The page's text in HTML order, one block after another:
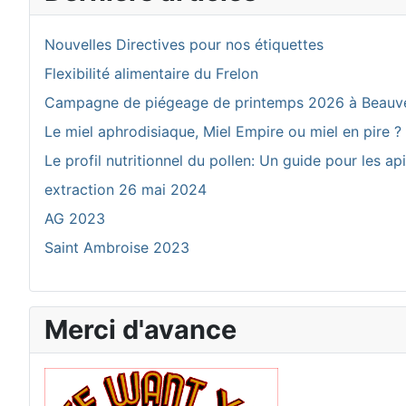
Nouvelles Directives pour nos étiquettes
Flexibilité alimentaire du Frelon
Campagne de piégeage de printemps 2026 à
Le miel aphrodisiaque, Miel Empire ou miel en pire ?
Le profil nutritionnel du pollen: Un guide pour les
extraction 26 mai 2024
AG 2023
Saint Ambroise 2023
Merci d'avance